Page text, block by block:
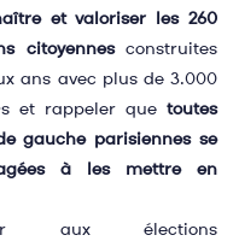
et valoriser les 260
citoyennes construites
ans avec plus de 3.000
et rappeler que toutes
gauche parisiennes se
à les mettre en
aux élections